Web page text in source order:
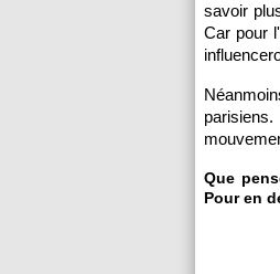
savoir
Car pour
Que
Pour en